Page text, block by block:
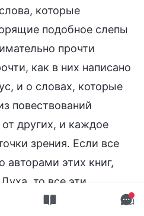
которые
подобное слепы
прочти
как в них написано
и о словах, которые
повествований
от других, и каждое
зрения. Если все
авторами этих книг,
то все эти
совпадать и быть